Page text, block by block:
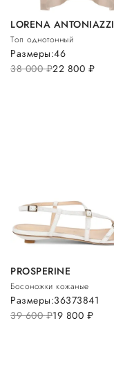
LORENA ANTONIAZZI
Топ однотонный
38 000руб.22 800 руб.
Размеры:46
PROSPERINE
Босоножки кожаные
39 600руб.19 800 руб.
Размеры:36373841